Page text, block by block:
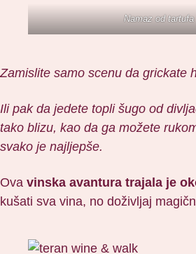
Namaz od tartufa
Zamislite samo scenu da grickate
Ili pak da jedete topli šugo od
tako blizu, kao da ga možete
svako je najljepše.
Ova vinska avantura trajala je
kušati sva vina, no doživljaj